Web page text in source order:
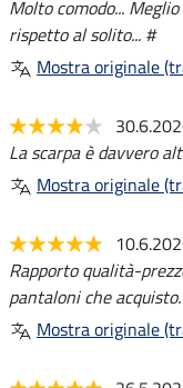
Molto comodo...
rispetto al solito... #
Mostra originale
La scarpa è davvero
Mostra originale
Rapporto qualità-
pantaloni che
Mostra originale